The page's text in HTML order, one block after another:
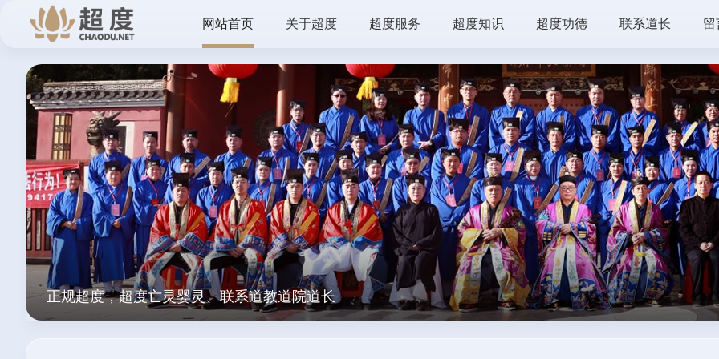
网站首页 关于超度 超度服务 超度知识 超度功德 联系道长 留
正规超度，超度亡灵婴灵、联系道教道院道长